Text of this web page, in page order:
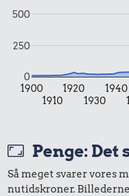
7,00 kr.
1900
1910
1920
1930
1940
0
250
500
Penge: Det
Så meget svarer vores
nutidskroner.